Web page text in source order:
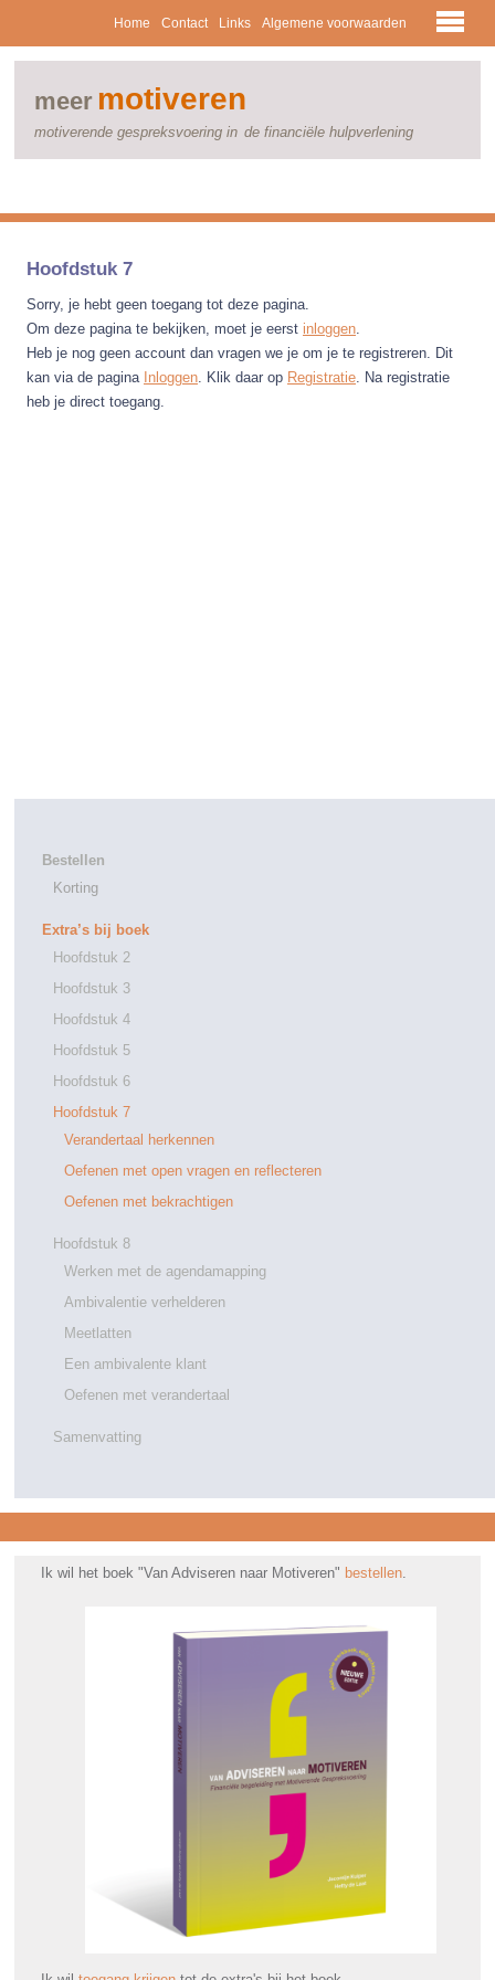
Home Contact Links Algemene voorwaarden
meer motiveren
motiverende gespreksvoering in de financiële hulpverlening
Hoofdstuk 7
Sorry, je hebt geen toegang tot deze pagina.
Om deze pagina te bekijken, moet je eerst inloggen.
Heb je nog geen account dan vragen we je om je te registreren. Dit
kan via de pagina Inloggen. Klik daar op Registratie. Na registratie
heb je direct toegang.
Bestellen
Korting
Extra’s bij boek
Hoofdstuk 2
Hoofdstuk 3
Hoofdstuk 4
Hoofdstuk 5
Hoofdstuk 6
Hoofdstuk 7
Verandertaal herkennen
Oefenen met open vragen en reflecteren
Oefenen met bekrachtigen
Hoofdstuk 8
Werken met de agendamapping
Ambivalentie verhelderen
Meetlatten
Een ambivalente klant
Oefenen met verandertaal
Samenvatting
Ik wil het boek "Van Adviseren naar Motiveren" bestellen